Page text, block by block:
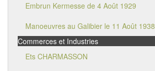
Embrun Kermesse de 4 Août 1929
Manoeuvres au Galibier le 11 Août 1938
Commerces et Industries
Ets CHARMASSON